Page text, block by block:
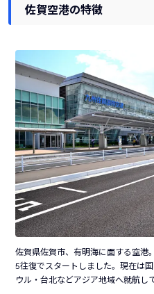
佐賀空港の特徴
佐賀県佐賀市、有明海に面する空港
5往復でスタートしました。現在は
ウル・台北などアジア地域へ就航し